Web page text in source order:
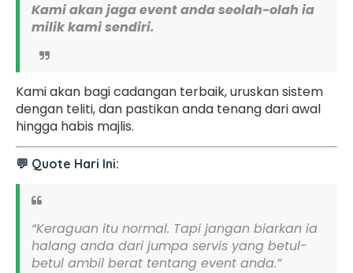
Kami akan jaga event anda seolah-olah ia
milik kami sendiri.
Kami akan bagi cadangan terbaik, uruskan sistem
dengan teliti, dan pastikan anda tenang dari awal
hingga habis majlis.
💬 Quote Hari Ini:
“Keraguan itu normal. Tapi jangan biarkan ia
halang anda dari jumpa servis yang betul-
betul ambil berat tentang event anda.”